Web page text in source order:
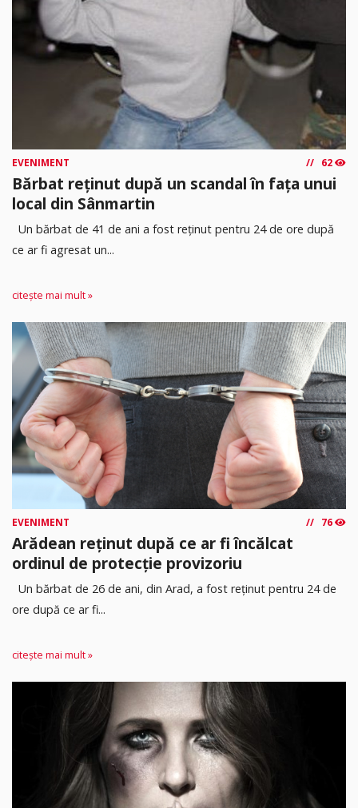
EVENIMENT 62
Bărbat reținut după un scandal în fața unui
local din Sânmartin
Un bărbat de 41 de ani a fost reținut pentru 24 de ore după
ce ar fi agresat un...
citește mai mult »
EVENIMENT 76
Arădean reținut după ce ar fi încălcat
ordinul de protecție provizoriu
Un bărbat de 26 de ani, din Arad, a fost reținut pentru 24 de
ore după ce ar fi...
citește mai mult »